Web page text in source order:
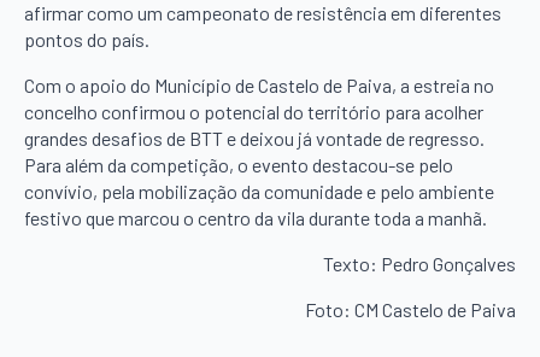
afirmar como um campeonato de resistência em diferentes
pontos do país.
Com o apoio do Município de Castelo de Paiva, a estreia no
concelho confirmou o potencial do território para acolher
grandes desafios de BTT e deixou já vontade de regresso.
Para além da competição, o evento destacou-se pelo
convívio, pela mobilização da comunidade e pelo ambiente
festivo que marcou o centro da vila durante toda a manhã.
Texto: Pedro Gonçalves
Foto: CM Castelo de Paiva